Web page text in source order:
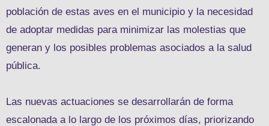
población de estas aves en el municipio y la necesidad
de adoptar medidas para minimizar las molestias que
generan y los posibles problemas asociados a la salud
pública.
Las nuevas actuaciones se desarrollarán de forma
escalonada a lo largo de los próximos días, priorizando